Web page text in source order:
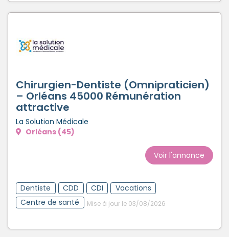
Chirurgien-Dentiste (Omnipraticien)
– Orléans 45000 Rémunération
attractive
La Solution Médicale
Orléans (45)
Voir l'annonce
Dentiste CDD CDI
Vacations
Centre de santé
Mise à jour le 03/08/2026